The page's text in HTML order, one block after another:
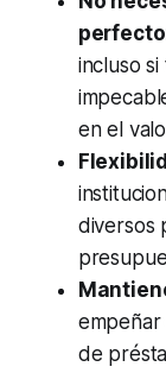
perfecto
incluso
en el
diversos
de